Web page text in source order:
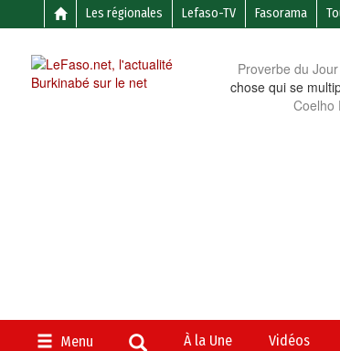
Les régionales Lefaso-TV Fasorama
Proverbe du
chose qui se
Coelho
Menu À la Une Vidéos